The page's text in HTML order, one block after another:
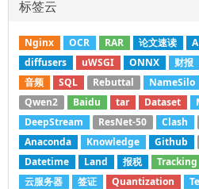
标签云
Nginx OCR RAR 论文速读
diffusers
uWSGI ONNX 财报
音频
SQL Rebuttal NameSilo
Qwen2
Baidu tar Dataset
DeepStream
ResNet-50 Clash
Anaconda
Knowledge Github
Datetime
Land 报税 Tracking
云服务器
签证 Quantization